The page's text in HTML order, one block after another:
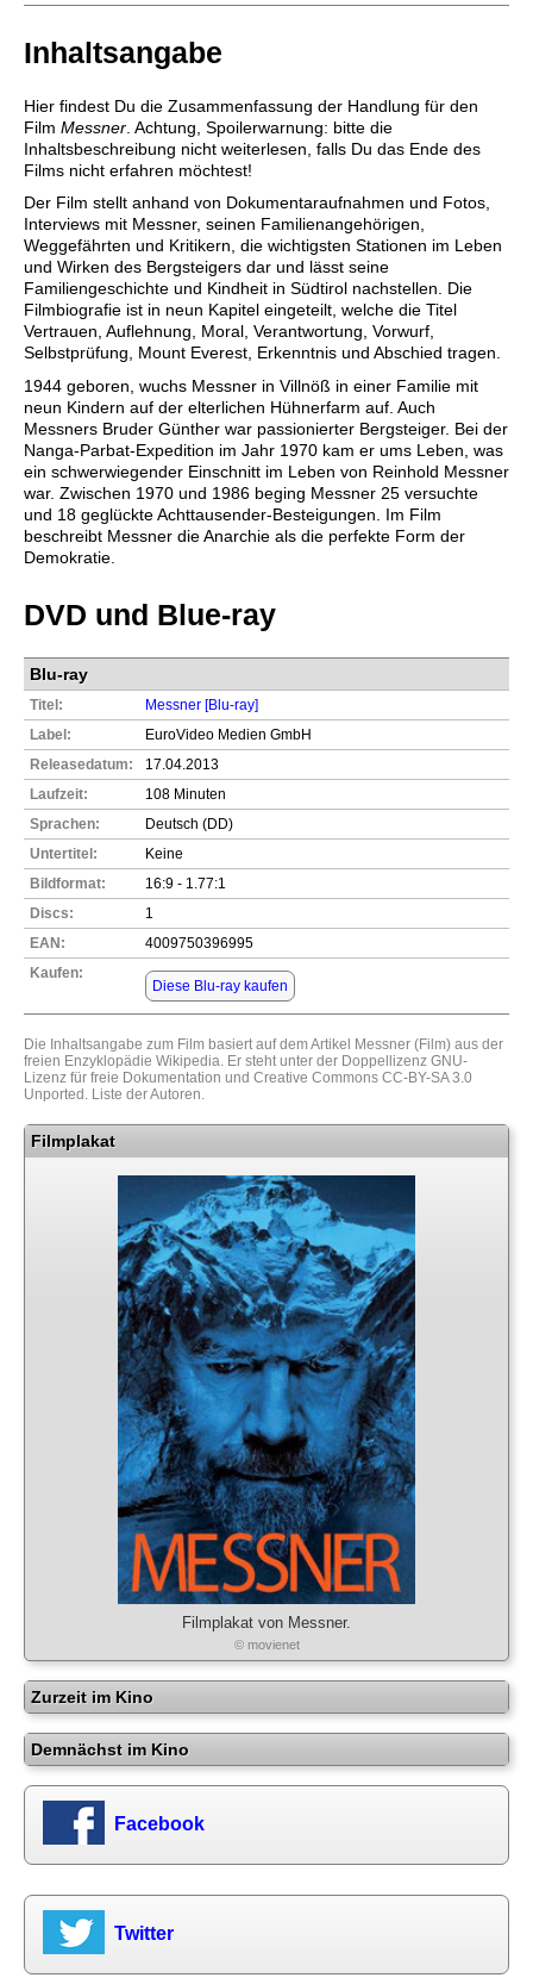
Inhaltsangabe
Hier findest Du die Zusammenfassung der Handlung für den
Film Messner . Achtung, Spoilerwarnung: bitte die
Inhaltsbeschreibung nicht weiterlesen, falls Du das Ende des
Films nicht erfahren möchtest!
Der Film stellt anhand von Dokumentaraufnahmen und Fotos,
Interviews mit Messner, seinen Familienangehörigen,
Weggefährten und Kritikern, die wichtigsten Stationen im Leben
und Wirken des Bergsteigers dar und lässt seine
Familiengeschichte und Kindheit in Südtirol nachstellen. Die
Filmbiografie ist in neun Kapitel eingeteilt, welche die Titel
Vertrauen, Auflehnung, Moral, Verantwortung, Vorwurf,
Selbstprüfung, Mount Everest, Erkenntnis und Abschied tragen.
1944 geboren, wuchs Messner in Villnöß in einer Familie mit
neun Kindern auf der elterlichen Hühnerfarm auf. Auch
Messners Bruder Günther war passionierter Bergsteiger. Bei der
Nanga-Parbat-Expedition im Jahr 1970 kam er ums Leben, was
ein schwerwiegender Einschnitt im Leben von Reinhold Messner
war. Zwischen 1970 und 1986 beging Messner 25 versuchte
und 18 geglückte Achttausender-Besteigungen. Im Film
beschreibt Messner die Anarchie als die perfekte Form der
Demokratie.
DVD und Blue-ray
Blu-ray
Titel:
Messner [Blu-ray]
Label:
EuroVideo Medien GmbH
Releasedatum:
17.04.2013
Laufzeit:
108 Minuten
Sprachen:
Deutsch (DD)
Untertitel:
Keine
Bildformat:
16:9 - 1.77:1
Discs:
1
EAN:
4009750396995
Kaufen:
Diese Blu-ray kaufen
Die Inhaltsangabe zum Film basiert auf dem Artikel Messner (Film) aus der
freien Enzyklopädie Wikipedia. Er steht unter der Doppellizenz GNU-
Lizenz für freie Dokumentation und Creative Commons CC-BY-SA 3.0
Unported. Liste der Autoren.
Filmplakat
Filmplakat von Messner.
© movienet
Zurzeit im Kino
Demnächst im Kino
Facebook
Twitter